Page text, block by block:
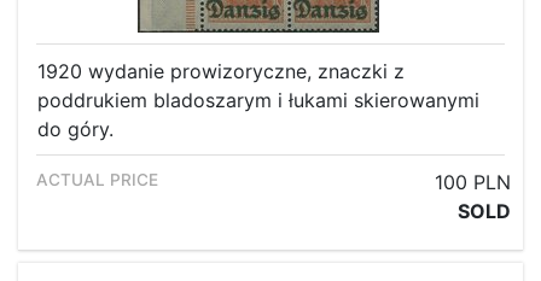
1920 wydanie prowizoryczne, znaczki z
poddrukiem bladoszarym i łukami skierowanymi
do góry.
100 PLN
SOLD